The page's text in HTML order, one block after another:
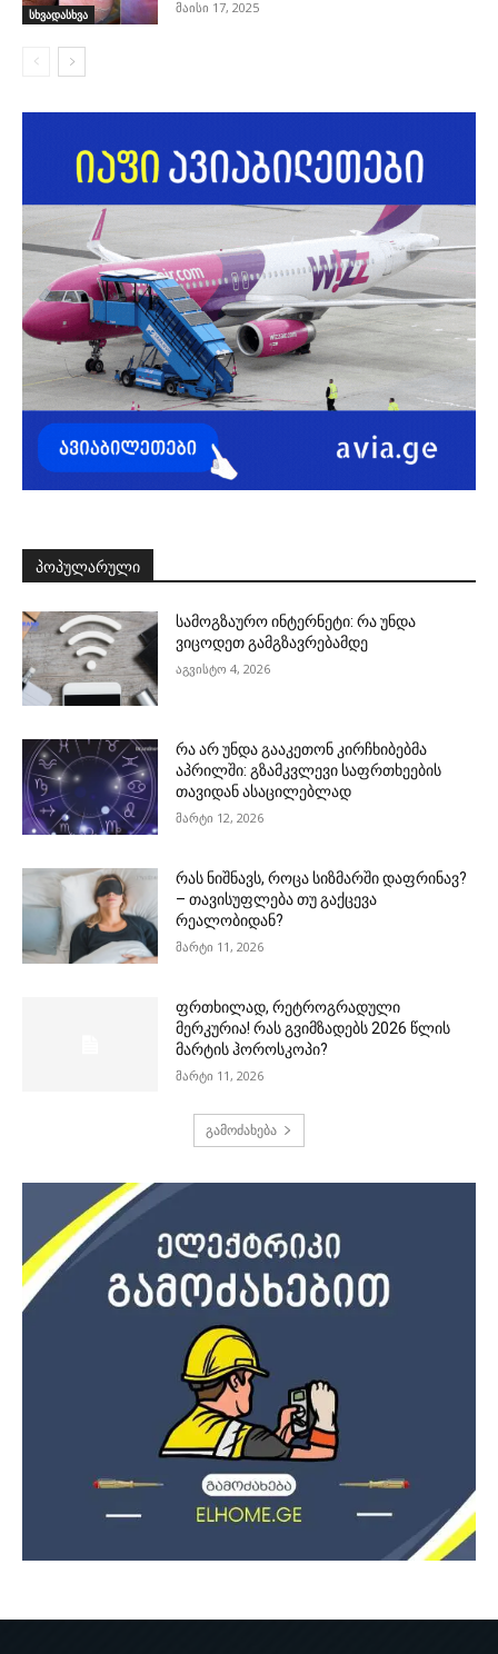
სხვადასხვა მაისი 17, 2025
ᲞᲝᲞᲣᲚᲐᲠᲣᲚᲘ
სამოგზაურო ინტერნეტი: რა უნდა
ვიცოდეთ გამგზავრებამდე
აგვისტო 4, 2026
რა არ უნდა გააკეთონ კირჩხიბებმა
აპრილში: გზამკვლევი საფრთხეების
თავიდან ასაცილებლად
მარტი 12, 2026
რას ნიშნავს, როცა სიზმარში დაფრინავ?
– თავისუფლება თუ გაქცევა
რეალობიდან?
მარტი 11, 2026
ფრთხილად, რეტროგრადული
მერკურია! რას გვიმზადებს 2026 წლის
მარტის ჰოროსკოპი?
მარტი 11, 2026
გამოძახება